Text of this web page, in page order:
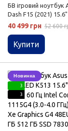
БВ ігровий ноутбук
Dash F15 (2021)
144 Гц Intel Core i7-
4.80 ГГц) NVIDIA
3070 8 ГБ RAM 16 ГБ
40 499 грн 52 600
Купити
Новинка
3
3